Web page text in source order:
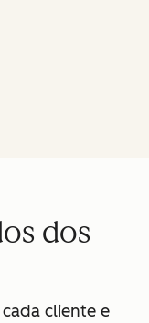
dos
cliente e